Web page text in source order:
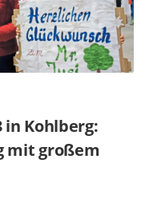
Kohlberg:
mit großem